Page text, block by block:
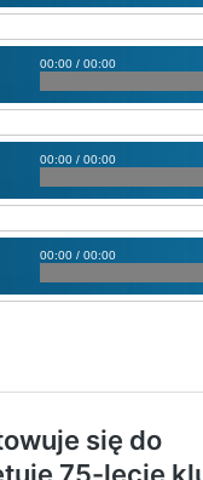
00:00 / 00:00
00:00 / 00:00
00:00 / 00:00